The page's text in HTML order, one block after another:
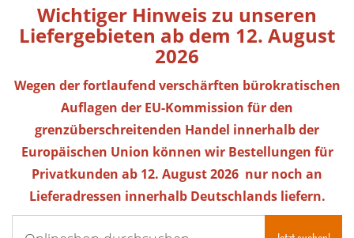
Wichtiger Hinweis zu unseren
Liefergebieten ab dem 12. August
2026
Wegen der fortlaufend verschärften bürokratischen
Auflagen der EU-Kommission für den
grenzüberschreitenden Handel innerhalb der
Europäischen Union können wir Bestellungen für
Privatkunden ab 12. August 2026 nur noch an
Lieferadressen innerhalb Deutschlands liefern.